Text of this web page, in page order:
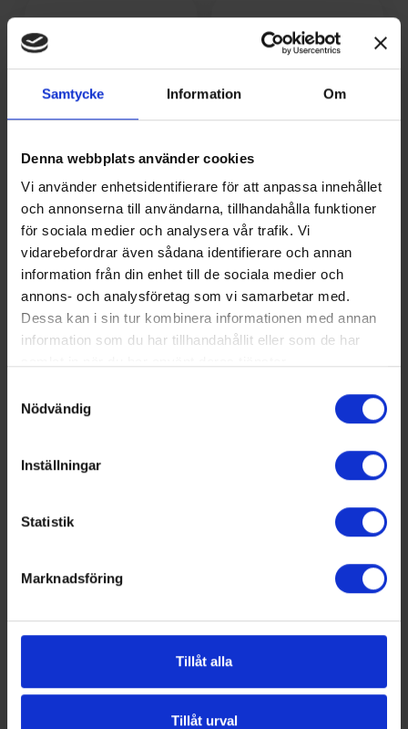
Samtycke Information Om
Denna webbplats använder cookies
Vi använder enhetsidentifierare för att anpassa innehållet
och annonserna till användarna, tillhandahålla funktioner
för sociala medier och analysera vår trafik. Vi
vidarebefordrar även sådana identifierare och annan
information från din enhet till de sociala medier och
annons- och analysföretag som vi samarbetar med.
Dessa kan i sin tur kombinera informationen med annan
information som du har tillhandahållit eller som de har
Nödvändig
Inställningar
Statistik
Marknadsföring
Tillåt alla
Tillåt urval